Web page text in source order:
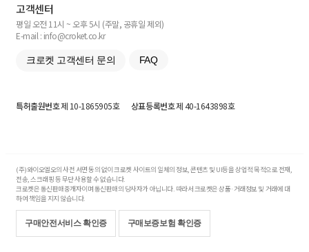
고객센터
평일 오전 11시 ~ 오후 5시 (주말, 공휴일 제외)
E-mail : info@croket.co.kr
크로켓 고객센터 문의 FAQ
특허출원번호제 10-1865905호 상표등록번호제 40-1643898호
(주)와이오엘오의 사전 서면 동의 없이 크로켓 사이트의 일체의 정보, 콘텐츠 및 UI등을 상업적 목적으로 전재,
전송, 스크래핑 등 무단 사용할 수 없습니다.
크로켓은 통신판매중개자이며 통신판매의 당사자가 아닙니다. 따라서 크로켓은 상품·거래정보 및 거래에 대
하여 책임을 지지 않습니다.
구매안전서비스 확인증 구매보증보험 확인증